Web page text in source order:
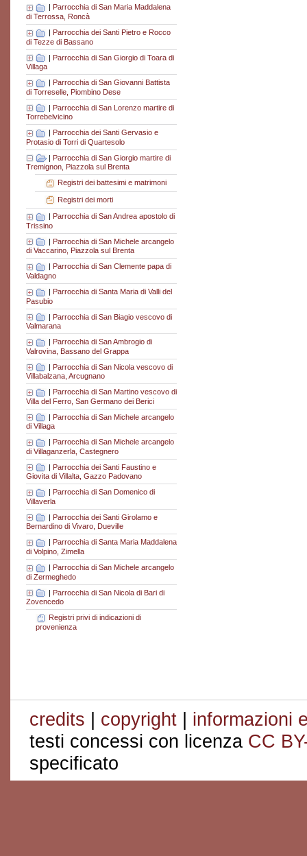
Parrocchia di San Maria Maddalena
di Terrossa, Roncà
| Parrocchia dei Santi Pietro e Rocco
di Tezze di Bassano
| Parrocchia di San Giorgio di Toara di
Villaga
| Parrocchia di San Giovanni Battista
di Torreselle, Piombino Dese
| Parrocchia di San Lorenzo martire di
Torrebelvicino
| Parrocchia dei Santi Gervasio e
Protasio di Torri di Quartesolo
| Parrocchia di San Giorgio martire di
Tremignon, Piazzola sul Brenta
Registri dei battesimi e matrimoni
Registri dei morti
Parrocchia di San Andrea apostolo di
Trissino
| Parrocchia di San Michele arcangelo
di Vaccarino, Piazzola sul Brenta
Parrocchia di San Clemente papa di
Valdagno
| Parrocchia di Santa Maria di Valli del
Pasubio
| Parrocchia di San Biagio vescovo di
Valmarana
| Parrocchia di San Ambrogio di
Valrovina, Bassano del Grappa
| Parrocchia di San Nicola vescovo di
Villabalzana, Arcugnano
| Parrocchia di San Martino vescovo di
Villa del Ferro, San Germano dei Berici
| Parrocchia di San Michele arcangelo
di Villaga
Parrocchia di San Michele arcangelo
di Villaganzerla, Castegnero
| Parrocchia dei Santi Faustino e
Giovita di Villalta, Gazzo Padovano
Parrocchia di San Domenico di
Villaverla
| Parrocchia dei Santi Girolamo e
Bernardino di Vivaro, Dueville
Parrocchia di Santa Maria Maddalena
di Volpino, Zimella
| Parrocchia di San Michele arcangelo
di Zermeghedo
| Parrocchia di San Nicola di Bari di
Zovencedo
Registri privi di indicazioni di
provenienza
credits | copyright | informazioni
testi concessi con licenza CC
specificato